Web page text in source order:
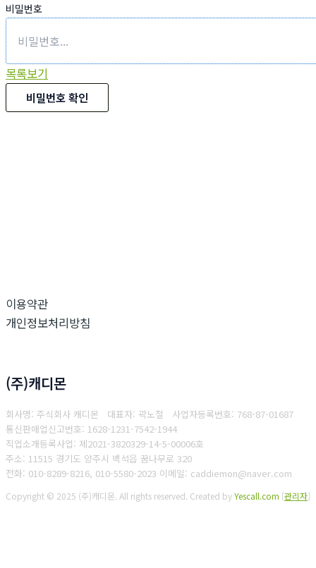
비밀번호
목록보기
비밀번호 확인
이용약관
개인정보처리방침
(주)캐디몬
회사명: 주식회사 캐디몬 대표자: 곽노철 사업자등록번호: 768-87-01687
통신판매업신고번호: 1628-1231-7542-1944
직업소개등록사업: 제2021-3820329-14-5-00006호
주소: 11515 경기도 양주시 백석읍 꿈나무로 320
전화: 010-8289-8216, 010-5580-2023 이메일: caddiemon@naver.com
Copyright © 2025 (주)캐디몬. All rights reserved. Created byYescall.com [관리자]